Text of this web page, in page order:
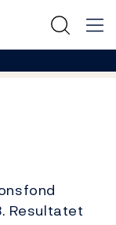
Resultatet